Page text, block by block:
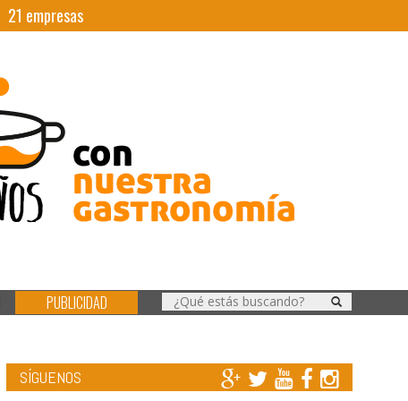
21 empresas
PUBLICIDAD
SÍGUENOS